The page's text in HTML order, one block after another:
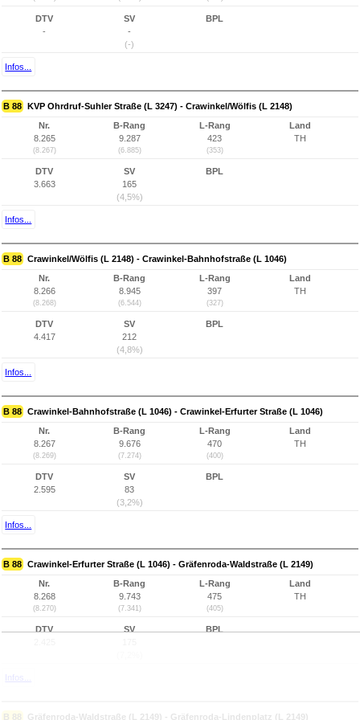
DTV
-
SV
-
(-)
BPL
Infos...
B 88 KVP Ohrdruf-Suhler Straße (L 3247) - Crawinkel/Wölfis (L 2148)
Nr.
8.265
(8.267)
B-Rang
9.287
(6.885)
L-Rang
423
(353)
Land
TH
DTV
3.663
SV
165
(4,5%)
BPL
Infos...
B 88 Crawinkel/Wölfis (L 2148) - Crawinkel-Bahnhofstraße (L 1046)
Nr.
8.266
(8.268)
B-Rang
8.945
(6.544)
L-Rang
397
(327)
Land
TH
DTV
4.417
SV
212
(4,8%)
BPL
Infos...
B 88 Crawinkel-Bahnhofstraße (L 1046) - Crawinkel-Erfurter Straße (L 1046)
Nr.
8.267
(8.269)
B-Rang
9.676
(7.274)
L-Rang
470
(400)
Land
TH
DTV
2.595
SV
83
(3,2%)
BPL
Infos...
B 88 Crawinkel-Erfurter Straße (L 1046) - Gräfenroda-Waldstraße (L 2149)
Nr.
8.268
(8.270)
B-Rang
9.743
(7.341)
L-Rang
475
(405)
Land
TH
DTV
SV
BPL
Infos...
B 88 Gräfenroda-Waldstraße (L 2149) - Gräfenroda-Lindenplatz (L 2149)